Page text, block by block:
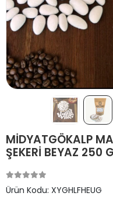
MİDYATGÖKALP
ŞEKERİ BEYAZ 250
Ürün Kodu: XYGHLFHEUG